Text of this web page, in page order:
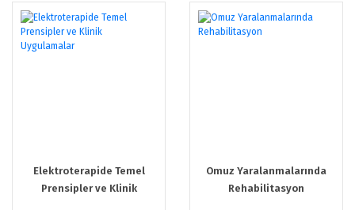
Elektroterapide Temel
Prensipler ve Klinik
Omuz Yaralanmalarında
Rehabilitasyon